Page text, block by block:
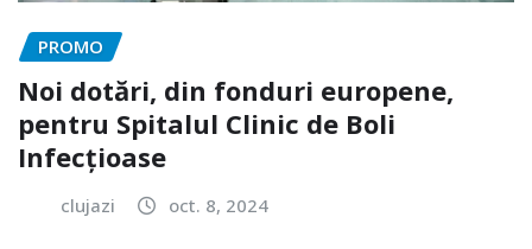
PROMO
Noi dotări, din fonduri europene,
pentru Spitalul Clinic de Boli
Infecțioase
clujazi oct. 8, 2024